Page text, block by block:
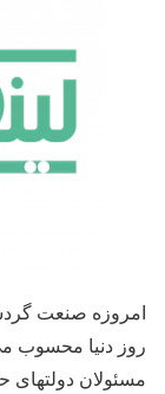
امروزه صنعت
روز دنيا محسوب
مسئولان